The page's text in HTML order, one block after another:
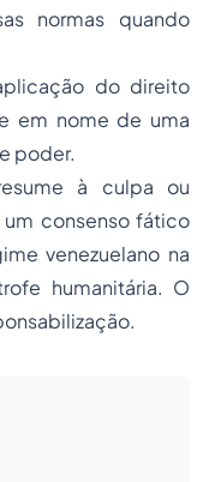
normas quando
do direito
em nome de uma
poder.
à culpa ou
consenso fático
venezuelano na
humanitária. O